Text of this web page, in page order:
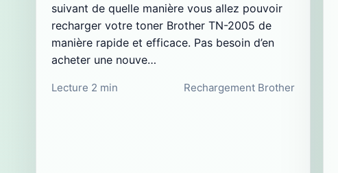
suivant de quelle manière vous allez pouvoir
recharger votre toner Brother TN-2005 de
manière rapide et efficace. Pas besoin d’en
acheter une nouve…
Lecture 2 min Rechargement Brother